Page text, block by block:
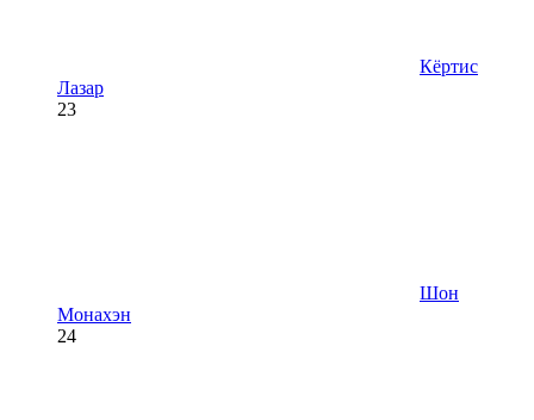
Кёртис
Лазар
23
Шон
Монахэн
24